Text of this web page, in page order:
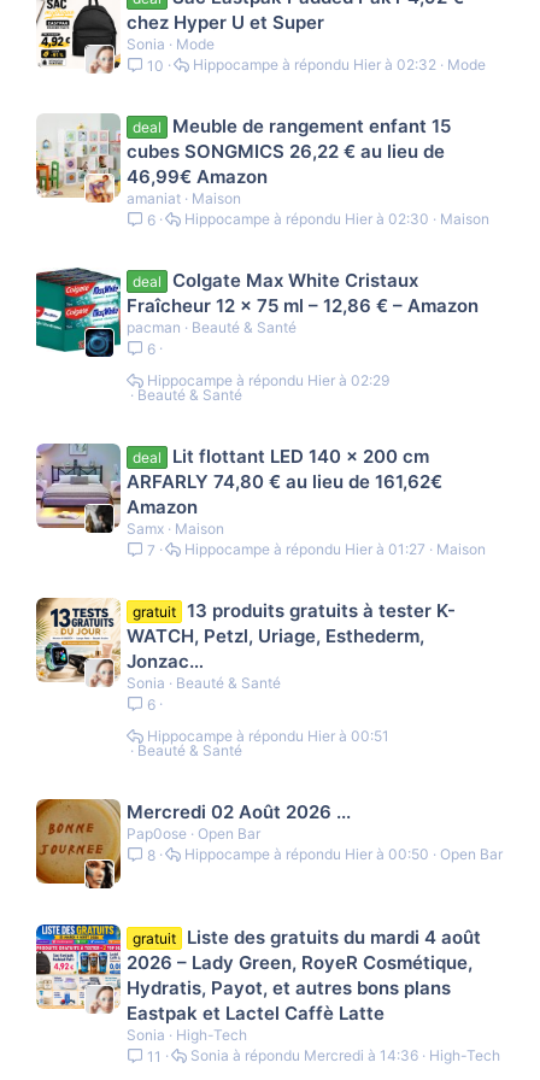
chez Hyper U et Super
Sonia
Mode
10
Mode
Hier à 02:32
Hippocampe
deal
Meuble de rangement enfant 15
cubes SONGMICS 26,22 € au lieu de
46,99€ Amazon
amaniat
Maison
6
Maison
Hier à 02:30
Hippocampe
deal
Colgate Max White Cristaux
Fraîcheur 12 x 75 ml – 12,86 € – Amazon
pacman
Beauté & Santé
6
Beauté & Santé
Hier à 02:29
Hippocampe
deal
Lit flottant LED 140 x 200 cm
ARFARLY 74,80 € au lieu de 161,62€
Amazon
Samx
Maison
7
Maison
Hier à 01:27
Hippocampe
gratuit
13 produits gratuits à tester K-
WATCH, Petzl, Uriage, Esthederm,
Jonzac…
Sonia
Beauté & Santé
6
Beauté & Santé
Hier à 00:51
Hippocampe
Mercredi 02 Août 2026 ...
Pap0ose Open Bar
8
Open Bar
Hier à 00:50
Hippocampe
gratuit
Liste des gratuits du mardi 4 août
2026 – Lady Green, RoyeR Cosmétique,
Hydratis, Payot, et autres bons plans
Eastpak et Lactel Caffè Latte
Sonia
High-Tech
11
High-Tech
Mercredi à 14:36
Sonia